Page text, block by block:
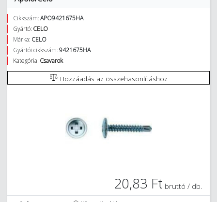
Cikkszám:APO9421675HA
Gyártó: CELO
Márka: CELO
Gyártói cikkszám:9421675HA
Kategória: Csavarok
Hozzáadás az összehasonlításhoz
20,83 Ft bruttó / db.